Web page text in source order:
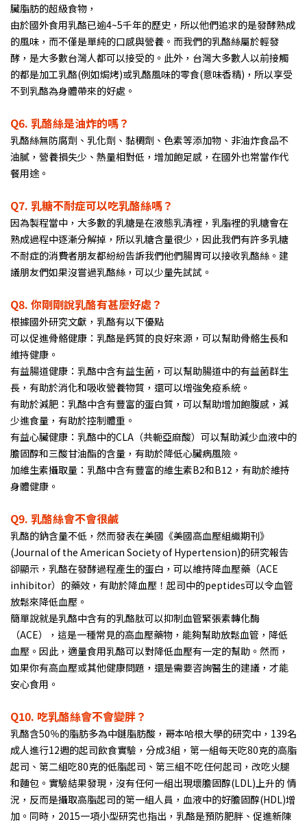
臟脂肪的超級食物，
由於國外食用乳酪已逾4~5千年的歷史，所以他們追求的是發酵熟成
的風味，而不僅是單純的口感與營養。而我們的乳酪絲屬於輕發
酵，是大多數台灣人都可以接受的。此外，台灣大多數人以前接觸
的都是加工乳酪(例如焗烤)或乳酪風味的零食(意味香精)，所以享受
不到乳酪為身體帶來的好處。
Q6. 乳酪絲是油炸的嗎？
乳酪絲無防腐劑、乳化劑、黏稠劑、色素等添加物、非油炸食品不
油膩，營養損失少、熱量相對低，增加飽足感，在國外也常當作代
餐用途。
Q7. 乳糖不耐症可以吃乳酪絲嗎？
因為製程當中，大多數的乳糖是在液態乳清裡，乳脂裡的乳糖會在
熟成過程中逐漸分解掉，所以乳糖含量很少，因此我們有許多乳糖
不耐症的消費者朋友都紛紛告訴我們他們腸胃可以接收乳酪絲。建
議朋友們如果沒嘗過乳酪絲，可以少量先試試。
Q8. 你剛剛說乳酪有甚麼好處？
根據國外研究文獻，乳酪有以下優點
可以促進骨骼健康：乳酪是鈣質的良好來源，可以幫助骨骼生長和
維持健康。
有益腸道健康：乳酪中含有益生菌，可以幫助腸道中的有益菌群生
長，有助於消化和吸收營養物質，還可以增強免疫系統。
有助於減肥：乳酪中含有豐富的蛋白質，可以幫助增加飽腹感，減
少進食量，有助於控制體重。
有益心臟健康：乳酪中的CLA（共軛亞麻酸）可以幫助減少血液中的
膽固醇和三酸甘油酯的含量，有助於降低心臟病風險 。
加維生素攝取量：乳酪中含有豐富的維生素B2和B12，有助於維持
身體健康。
Q9. 乳酪絲會不會很鹹
乳酪的鈉含量不低，然而發表在美國《美國高血壓組織期刊》
(Journal of the American Society of Hypertension)的研究報告
卻顯示，乳酪在發酵過程產生的蛋白，可以維持降血壓藥（ACE
inhibitor）的藥效，有助於降血壓！起司中的peptides可以令血管
放鬆來降低血壓。
簡單說就是乳酪中含有的乳酪肽可以抑制血管緊張素轉化酶
（ACE），這是一種常見的高血壓藥物，能夠幫助放鬆血管，降低
血壓。因此，適量食用乳酪可以對降低血壓有一定的幫助。然而，
如果你有高血壓或其他健康問題，還是需要咨詢醫生的建議，才能
安心食用。
Q10. 吃乳酪絲會不會變胖？
乳酪含50％的脂肪多為中鏈脂肪酸，哥本哈根大學的研究中，139名
成人進行12週的起司飲食實驗，分成3組，第一組每天吃80克的高脂
起司、第二組吃80克的低脂起司、第三組不吃任何起司，改吃火腿
和麵包。實驗結果發現，沒有任何一組出現壞膽固醇(LDL)上升的 情
況，反而是攝取高脂起司的第一組人員，血液中的好膽固醇(HDL)增
加。同時，2015一項小型研究也指出，乳酪是預防肥胖、促進新陳